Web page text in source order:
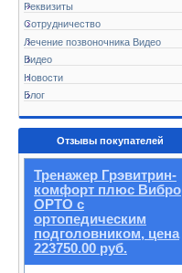
Реквизиты
Сотрудничество
Лечение позвоночника Видео
Видео
Новости
Блог
Отзывы покупателей
Тренажер Грэвитрин-
комфорт плюс Вибро
ОРТО с
ортопедическим
подголовником, цена
223750.00 руб.